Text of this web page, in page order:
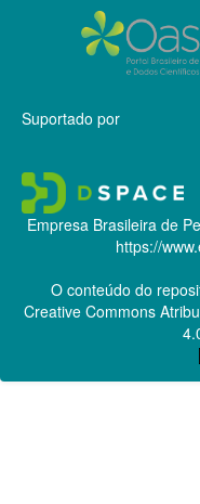
Suportado por
Empresa Brasileira de
https://
O conteúdo do
Creative Commons